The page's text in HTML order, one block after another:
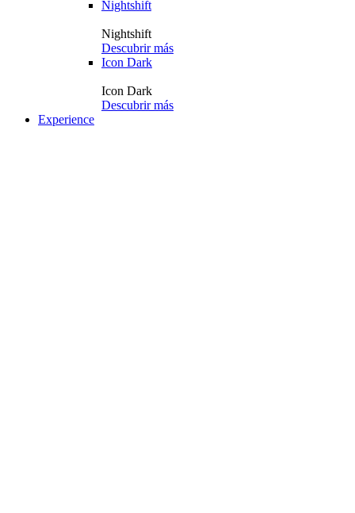
Nightshift
Nightshift
Descubrir más
Icon Dark
Icon Dark
Descubrir más
Experience